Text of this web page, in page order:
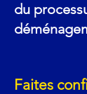
du
Faites